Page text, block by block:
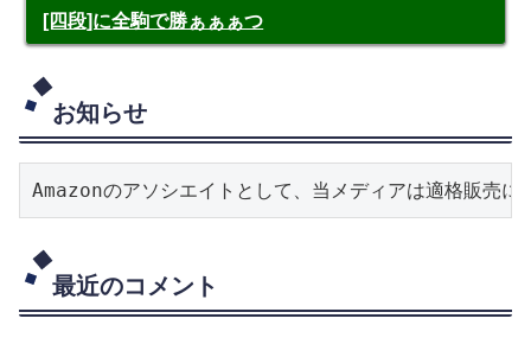
[四段]に全駒で勝ぁぁぁつ
お知らせ
Amazonのアソシエイトとして、当メディアは適格販売に
最近のコメント